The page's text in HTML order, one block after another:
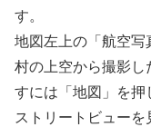
す。
地図左上の「航空写
村の上空から撮影し
すには「地図」を押
ストリートビューを